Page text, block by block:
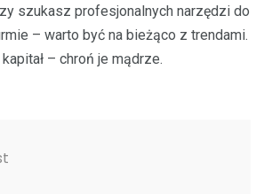
szukasz profesjonalnych narzędzi do
– warto być na bieżąco z trendami.
– chroń je mądrze.